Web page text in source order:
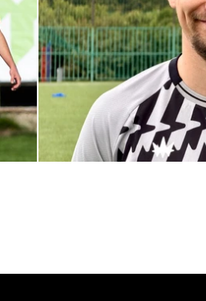
С возвращением в родной
27 ИЮЛЯ 2026 14:40